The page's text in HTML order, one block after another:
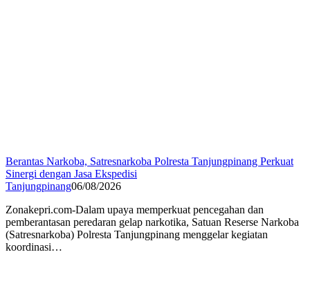
Berantas Narkoba, Satresnarkoba Polresta Tanjungpinang Perkuat
Sinergi dengan Jasa Ekspedisi
Tanjungpinang06/08/2026
Zonakepri.com-Dalam upaya memperkuat pencegahan dan
pemberantasan peredaran gelap narkotika, Satuan Reserse Narkoba
(Satresnarkoba) Polresta Tanjungpinang menggelar kegiatan
koordinasi…